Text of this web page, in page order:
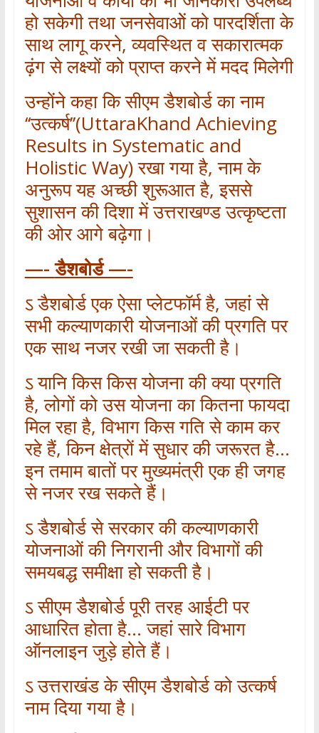
हो सकेगी तथा जनसेवाओें को पारदर्शिता के
साथ लागू करने, व्यवस्थित व सकारात्मक
ढ़ंग से लक्ष्यों को प्राप्त करने में मदद मिलेगी
उन्होंने कहा कि सीएम डैशबोर्ड का नाम
‘‘उत्कर्ष’’(UttaraKhand Achieving
Results in Systematic and
Holistic Way) रखा गया है, नाम के
अनुरूप यह अच्छी शुरूआत है, इससे
सुशासन की दिशा में उत्तराखण्ड उत्कृष्टता
की ओर आगे बढ़ेगा।
—-डैशबोर्ड —-
ऽ डैशबोर्ड एक ऐसा प्लेटफॉर्म है, जहां से
सभी कल्याणकारी योजनाओं की प्रगति पर
एक साथ नजर रखी जा सकती है।
ऽ यानि किस किस योजना की क्या प्रगति
है, लोगों को उस योजना का कितना फायदा
मिल रहा है, विभाग किस गति से काम कर
रहे हैं, किन क्षेत्रों में सुधार की जरूरत है…
इन तमाम बातों पर मुख्यमंत्री एक ही जगह
से नजर रख सकते हैं।
ऽ डैशबोर्ड से सरकार की कल्याणकारी
योजनाओं की निगरानी और विभागों की
समयबद्ध समीक्षा हो सकती है।
ऽ सीएम डैशबोर्ड पूरी तरह आईटी पर
आधारित होता है… जहां सारे विभाग
ऑनलाइन जुड़े होते हैं।
ऽ उत्तराखंड के सीएम डैशबोर्ड को उत्कर्ष
नाम दिया गया है।